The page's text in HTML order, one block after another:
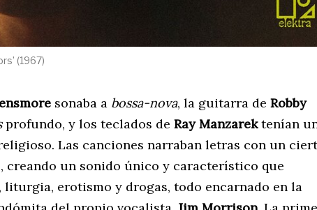
(1967)
sonaba a bossa-nova, la guitarra de Robby
profundo, y los teclados de Ray Manzarektenían
Las canciones narraban letras con un
creando un sonido único y característico que
liturgia, erotismo y drogas, todo encarnado en la